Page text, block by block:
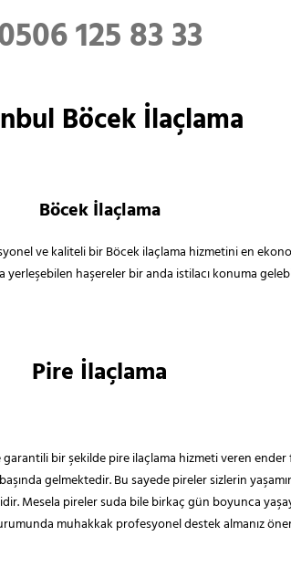
125 83 33
Böcek İlaçlama
Böcek İlaçlama
ve kaliteli bir Böcek ilaçlama hizmetini en
yerleşebilen haşereler bir anda istilacı konuma
Pire İlaçlama
bir şekilde pire ilaçlama hizmeti veren
gelmektedir. Bu sayede pireler sizlerin
Mesela pireler suda bile birkaç gün boyunca
muhakkak profesyonel destek almanız